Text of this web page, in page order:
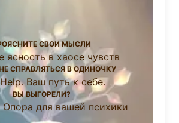
СВОИ МЫСЛИ
ясность в хаосе чувств
СПРАВЛЯТЬСЯ В ОДИНОЧКУ
Ваш путь к себе.
ВЫ ВЫГОРЕЛИ?
Опора для вашей психики